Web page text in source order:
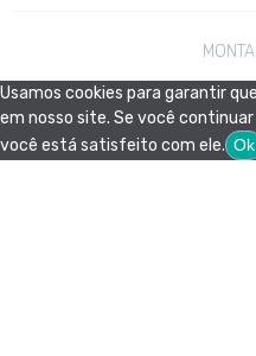
Usamos cookies para garantir
em nosso site. Se você
você está satisfeito com ele. Ok